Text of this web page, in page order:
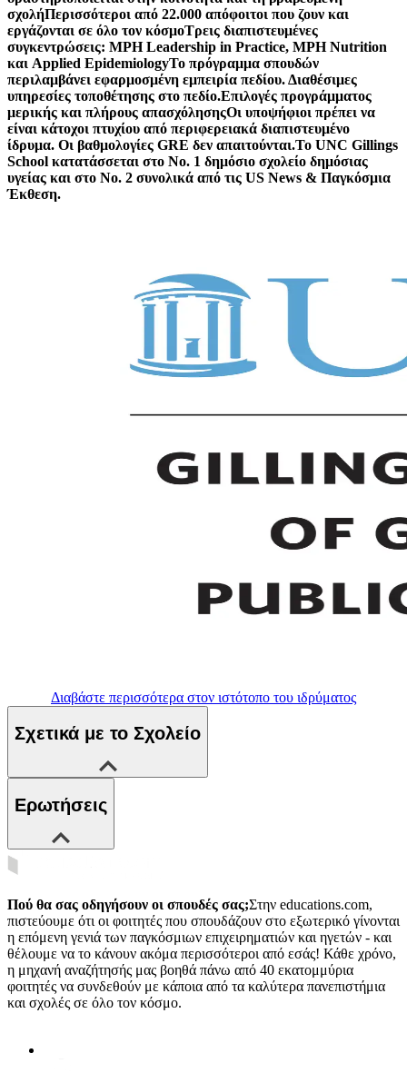
σχολήΠερισσότεροι από 22.000 απόφοιτοι που ζουν και
εργάζονται σε όλο τον κόσμοΤρεις διαπιστευμένες
συγκεντρώσεις: MPH Leadership in Practice, MPH Nutrition
και Applied EpidemiologyΤο πρόγραμμα σπουδών
περιλαμβάνει εφαρμοσμένη εμπειρία πεδίου. Διαθέσιμες
υπηρεσίες τοποθέτησης στο πεδίο.Επιλογές προγράμματος
μερικής και πλήρους απασχόλησηςΟι υποψήφιοι πρέπει να
είναι κάτοχοι πτυχίου από περιφερειακά διαπιστευμένο
ίδρυμα. Οι βαθμολογίες GRE δεν απαιτούνται.Το UNC Gillings
School κατατάσσεται στο Νο. 1 δημόσιο σχολείο δημόσιας
υγείας και στο Νο. 2 συνολικά από τις US News & Παγκόσμια
Έκθεση.
Διαβάστε περισσότερα στον ιστότοπο του ιδρύματος
Σχετικά με το Σχολείο
Ερωτήσεις
Πού θα σας οδηγήσουν οι σπουδές σας;Στην educations.com,
πιστεύουμε ότι οι φοιτητές που σπουδάζουν στο εξωτερικό γίνονται
η επόμενη γενιά των παγκόσμιων επιχειρηματιών και ηγετών - και
θέλουμε να το κάνουν ακόμα περισσότεροι από εσάς! Κάθε χρόνο,
η μηχανή αναζήτησής μας βοηθά πάνω από 40 εκατομμύρια
φοιτητές να συνδεθούν με κάποια από τα καλύτερα πανεπιστήμια
και σχολές σε όλο τον κόσμο.